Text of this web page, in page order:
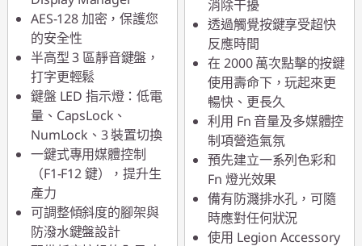
AES-128 加密，保護您
的安全性
半高型 3 區靜音鍵盤，
打字更輕鬆
鍵盤 LED 指示燈：低電
量、CapsLock、
NumLock、3 裝置切換
一鍵式專用媒體控制
（F1-F12 鍵），提升生
產力
可調整傾斜度的腳架與
防潑水鍵盤設計
消除干擾
透過觸覺按鍵享受超快
反應時間
在 2000 萬次點擊的按鍵
使用壽命下，玩起來更
暢快、更長久
利用 Fn 音量及多媒體控
制項營造氣氛
預先建立一系列色彩和
Fn 燈光效果
備有防濺排水孔，可隨
時應對任何狀況
使用 Legion Accessory